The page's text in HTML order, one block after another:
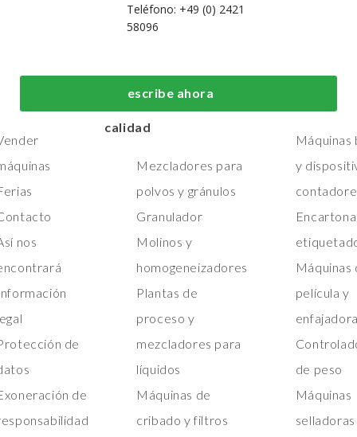
Teléfono: +49 (0) 2421
58096
escribe ahora
nos
de
de
fabricación y
procesos de primera
calidad
Mezcladores para
polvos y gránulos
Granulador
Molinos y
homogeneizadores
Plantas de
proceso y
mezcladores para
líquidos
Máquinas de
cribado y filtros
embalaje de
y
Máquinas
película y
de peso
Máquinas
selladoras